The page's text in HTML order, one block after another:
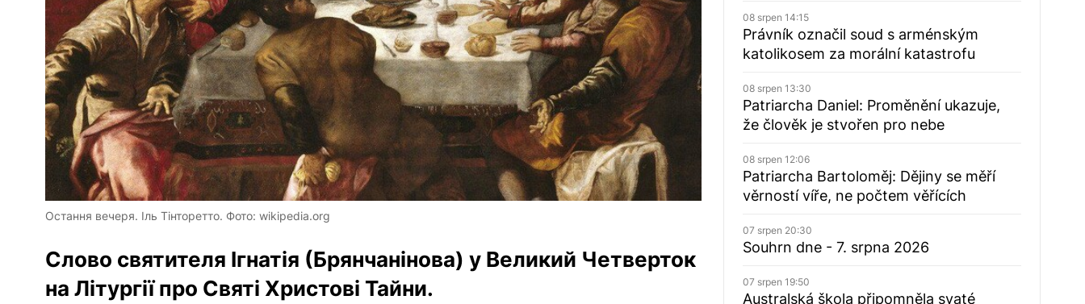
Остання вечеря. Іль Тінторетто. Фото: wikipedia.org
Слово святителя Ігнатія (Брянчанінова) у Великий Четверток
на Літургії про Святі Христові Тайни.
08 srpen 14:15
Právník označil soud s arménským
katolikosem za morální katastrofu
08 srpen 13:30
Patriarcha Daniel: Proměnění ukazuje,
že člověk je stvořen pro nebe
08 srpen 12:06
Patriarcha Bartoloměj: Dějiny se měří
věrností víře, ne počtem věřících
07 srpen 20:30
Souhrn dne - 7. srpna 2026
07 srpen 19:50
Australská škola připomněla svaté